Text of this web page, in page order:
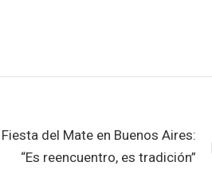
del Mate en Buenos Aires:
“Es reencuentro, es tradición”